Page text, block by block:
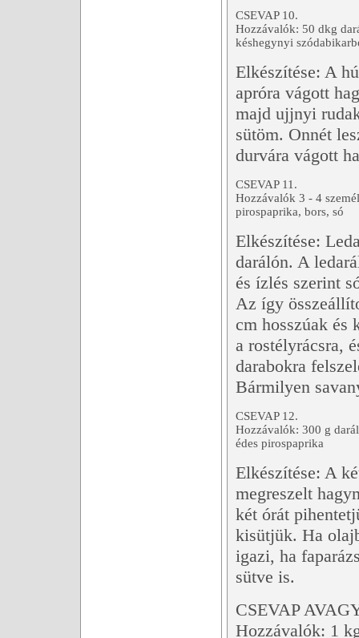
CSEVAP 10.
Hozzávalók: 50 dkg
késhegynyi
Elkészítése: A
apróra vágott
majd ujjnyi
sütöm. Onnét
durvára vágott
CSEVAP 11.
Hozzávalók 3 - 4
pirospaprika, bors, só
Elkészítése:
darálón. A
és ízlés szerint
Az így
cm hosszúak és
a rostélyrácsra,
darabokra
Bármilyen
CSEVAP 12.
Hozzávalók: 300 g
édes pirospaprika
Elkészítése: A
megreszelt
két órát
kisütjük. Ha
igazi, ha
sütve is.
CSEVAP
Hozzávalók: 1